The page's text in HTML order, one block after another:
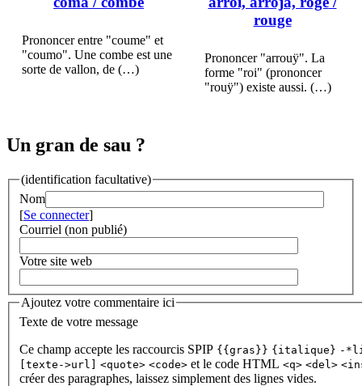
Prononcer entre "coume" et
"coumo". Une combe est une
sorte de vallon, de (…)
rouge
Prononcer "arrouÿ". La
forme "roi" (prononcer
"rouÿ") existe aussi. (…)
Un gran de sau ?
(identification facultative)
Nom
[Se connecter]
Courriel (non publié)
Votre site web
Ajoutez votre commentaire ici
Texte de votre message
Ce champ accepte les raccourcis SPIP {{gras}} {italique} -
[texte->url] <quote> <code> et le code HTML <q> <del>
créer des paragraphes, laissez simplement des lignes vides.